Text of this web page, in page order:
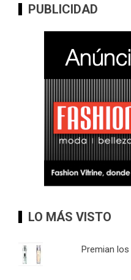
PUBLICIDAD
LO MÁS VISTO
Premian